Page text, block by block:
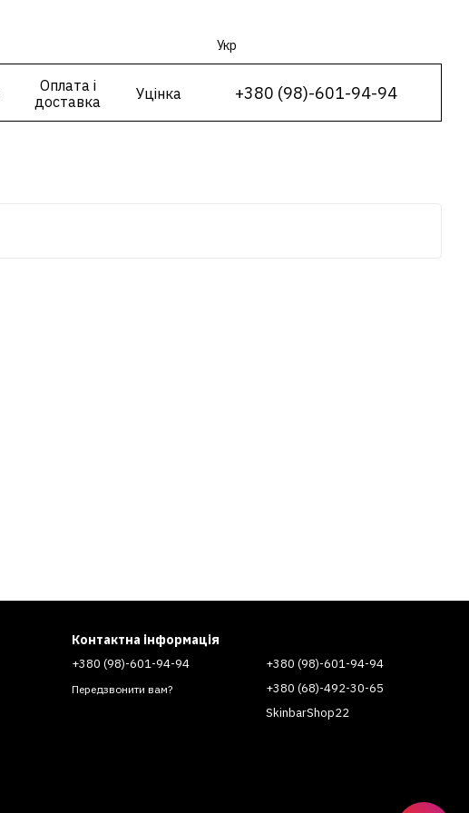
Укр
Оплата і
доставка
Уцінка +380 (98)-601-94-94
Контактна інформація
+380 (98)-601-94-94
Передзвонити вам?
+380 (98)-601-94-94
+380 (68)-492-30-65
SkinbarShop22